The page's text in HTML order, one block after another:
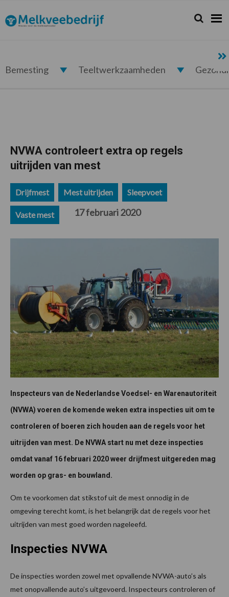
de
hoofdnavigatie
de
hoofd
de
eerste
de
voettekst
Melkveebedrijf.nl Zoeken...
Zoek
Bemesting Teeltwerkzaamheden
NVWA controleert extra op regels
uitrijden van mest
Drijfmest Mest uitrijden Sleepvoet
Vaste mest 17 februari 2020
Inspecteurs van de Nederlandse Voedsel- en Warenautoriteit
(NVWA) voeren de komende weken extra inspecties uit om te
controleren of boeren zich houden aan de regels voor het
uitrijden van mest. De NVWA start nu met deze inspecties
omdat vanaf 16 februari 2020 weer drijfmest uitgereden mag
worden op gras- en bouwland.
Om te voorkomen dat stikstof uit de mest onnodig in de
omgeving terecht komt, is het belangrijk dat de regels voor het
uitrijden van mest goed worden nageleefd.
Inspecties NVWA
De inspecties worden zowel met opvallende NVWA-auto’s als
met onopvallende auto’s uitgevoerd. Inspecteurs controleren of